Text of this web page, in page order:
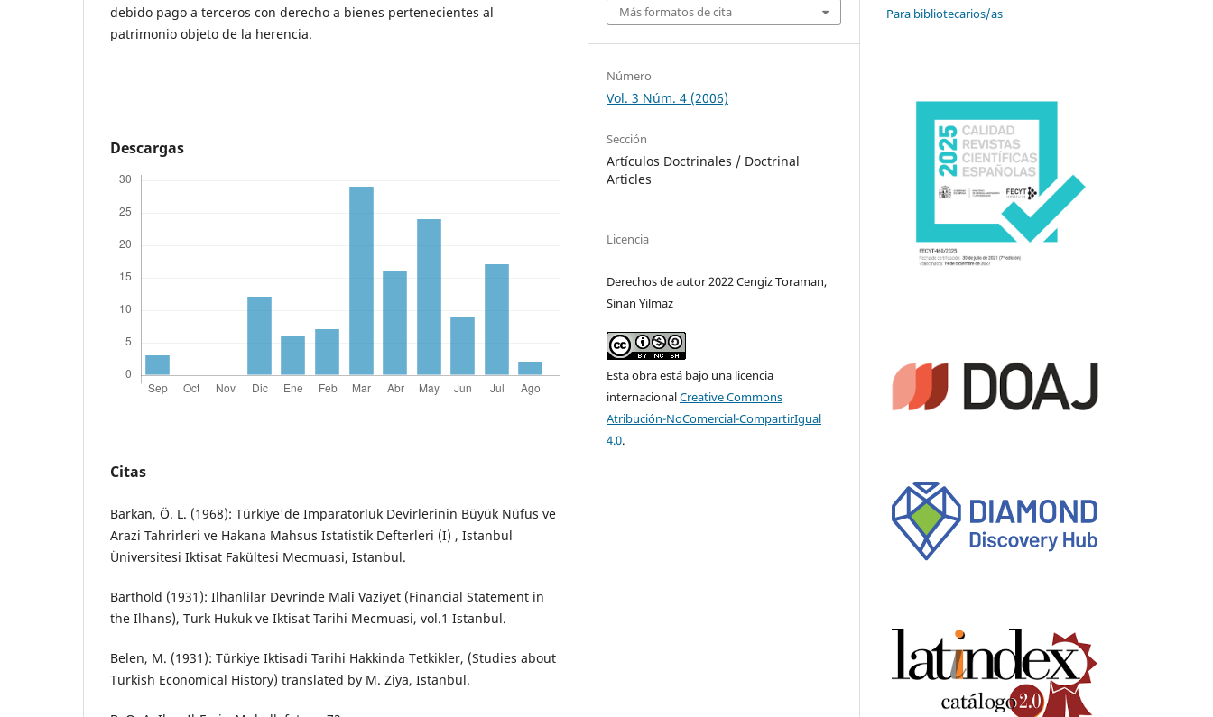
debido pago a terceros con derecho a bienes pertenecientes al
patrimonio objeto de la herencia.
Descargas
Citas
Barkan, Ö. L. (1968): Türkiye'de Imparatorluk Devirlerinin Büyük Nüfus ve
Arazi Tahrirleri ve Hakana Mahsus Istatistik Defterleri (I) , Istanbul
Üniversitesi Iktisat Fakültesi Mecmuasi, Istanbul.
Barthold (1931): Ilhanlilar Devrinde Malî Vaziyet (Financial Statement in
the Ilhans), Turk Hukuk ve Iktisat Tarihi Mecmuasi, vol.1 Istanbul.
Belen, M. (1931): Türkiye Iktisadi Tarihi Hakkinda Tetkikler, (Studies about
Turkish Economical History) translated by M. Ziya, Istanbul.
Más formatos de cita
Número
Vol. 3 Núm. 4 (2006)
Sección
Artículos Doctrinales / Doctrinal
Articles
Licencia
Derechos de autor 2022 Cengiz Toraman,
Sinan Yilmaz
Esta obra está bajo una licencia
internacionalCreative Commons
Atribución-NoComercial-CompartirIgual
4.0.
Para bibliotecarios/as